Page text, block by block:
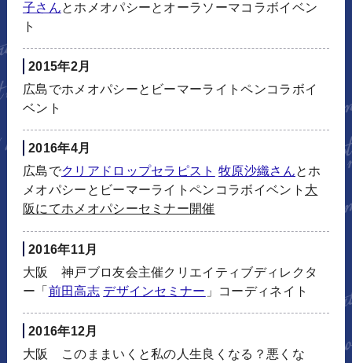
子さんとホメオパシーとオーラソーマコラボイベン
ト
2015年2月
広島でホメオパシーとビーマーライトペンコラボイ
ベント
2016年4月
広島でクリアドロップセラピスト 牧原沙織さんとホ
メオパシーとビーマーライトペンコラボイベント 大
阪にてホメオパシーセミナー開催
2016年11月
大阪 神戸ブロ友会主催クリエイティブディレクタ
ー「前田高志 デザインセミナー 」コーディネイト
2016年12月
大阪 このままいくと私の人生良くなる？悪くな